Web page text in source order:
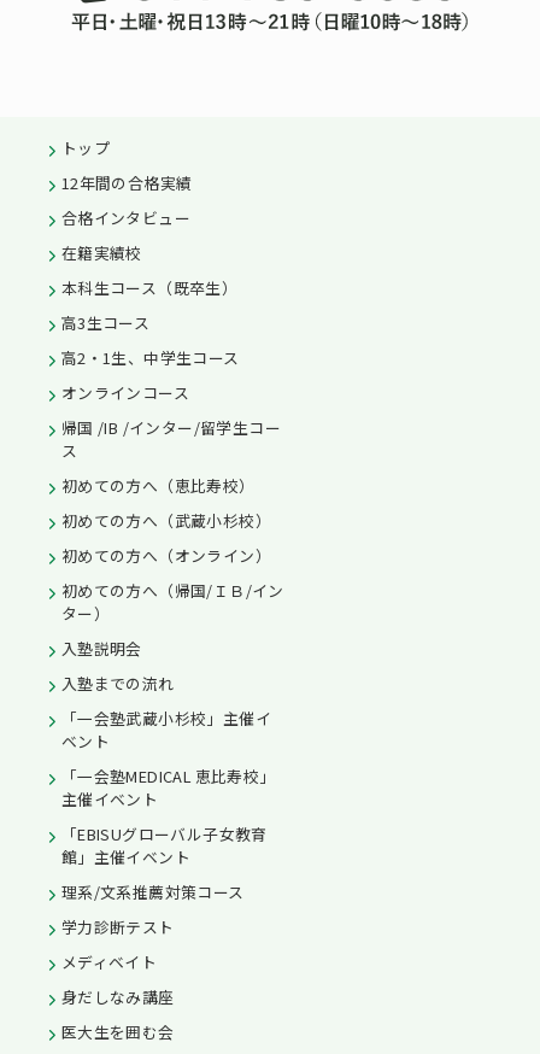
トップ
12年間の合格実績
合格インタビュー
在籍実績校
本科生コース（既卒生）
高3生コース
高2・1生、中学生コース
オンラインコース
帰国 /IB /インター/留学生コー
ス
初めての方へ（恵比寿校）
初めての方へ（武蔵小杉校）
初めての方へ（オンライン）
初めての方へ（帰国/ＩＢ/イン
ター）
入塾説明会
入塾までの流れ
「一会塾武蔵小杉校」主催イ
ベント
「一会塾MEDICAL 恵比寿校」
主催イベント
「EBISUグローバル子女教育
館」主催イベント
理系/文系推薦対策コース
学力診断テスト
メディベイト
身だしなみ講座
医大生を囲む会